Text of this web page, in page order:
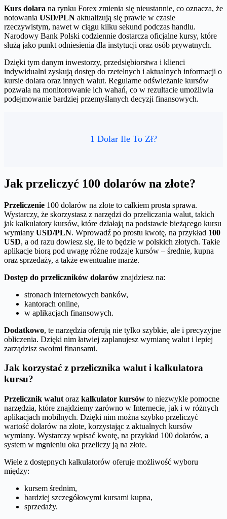
Kurs dolara na rynku Forex zmienia się nieustannie, co oznacza, że
notowania USD/PLN aktualizują się prawie w czasie
rzeczywistym, nawet w ciągu kilku sekund podczas handlu.
Narodowy Bank Polski codziennie dostarcza oficjalne kursy, które
służą jako punkt odniesienia dla instytucji oraz osób prywatnych.
Dzięki tym danym inwestorzy, przedsiębiorstwa i klienci
indywidualni zyskują dostęp do rzetelnych i aktualnych informacji o
kursie dolara oraz innych walut. Regularne odświeżanie kursów
pozwala na monitorowanie ich wahań, co w rezultacie umożliwia
podejmowanie bardziej przemyślanych decyzji finansowych.
1 Dolar Ile To Zł?
Jak przeliczyć 100 dolarów na złote?
Przeliczenie 100 dolarów na złote to całkiem prosta sprawa.
Wystarczy, że skorzystasz z narzędzi do przeliczania walut, takich
jak kalkulatory kursów, które działają na podstawie bieżącego kursu
wymiany USD/PLN. Wprowadź po prostu kwotę, na przykład 100
USD, a od razu dowiesz się, ile to będzie w polskich złotych. Takie
aplikacje biorą pod uwagę różne rodzaje kursów – średnie, kupna
oraz sprzedaży, a także ewentualne marże.
Dostęp do przeliczników dolarów znajdziesz na:
stronach internetowych banków,
kantorach online,
w aplikacjach finansowych.
Dodatkowo, te narzędzia oferują nie tylko szybkie, ale i precyzyjne
obliczenia. Dzięki nim łatwiej zaplanujesz wymianę walut i lepiej
zarządzisz swoimi finansami.
Jak korzystać z przelicznika walut i kalkulatora
kursu?
Przelicznik walut oraz kalkulator kursów to niezwykle pomocne
narzędzia, które znajdziemy zarówno w Internecie, jak i w różnych
aplikacjach mobilnych. Dzięki nim można szybko przeliczyć
wartość dolarów na złote, korzystając z aktualnych kursów
wymiany. Wystarczy wpisać kwotę, na przykład 100 dolarów, a
system w mgnieniu oka przeliczy ją na złote.
Wiele z dostępnych kalkulatorów oferuje możliwość wyboru
między:
kursem średnim,
bardziej szczegółowymi kursami kupna,
sprzedaży.